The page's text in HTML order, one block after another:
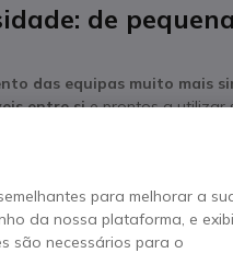
de
das equipas muito mais
entre sie prontos a utilizar
equipas, kits de 4
na
para melhorar a
da nossa plataforma, e
são necessários para o